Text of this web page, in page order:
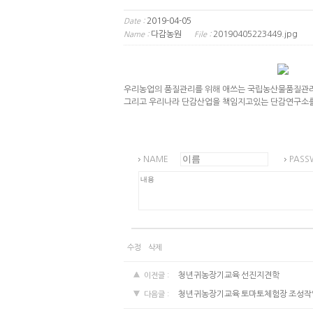
Date :2019-04-05
Name :다감농원 File : 20190405223449.jpg
우리농업의 품질관리를 위해 애쓰는 국립농산물품질
그리고 우리나라 단감산업을 책임지고있는 단감연구
NAME
수정 삭제
이전글 : 청년귀농장기교육 선진지견학
다음글 : 청년귀농장기교육 토마토체험장 조성작